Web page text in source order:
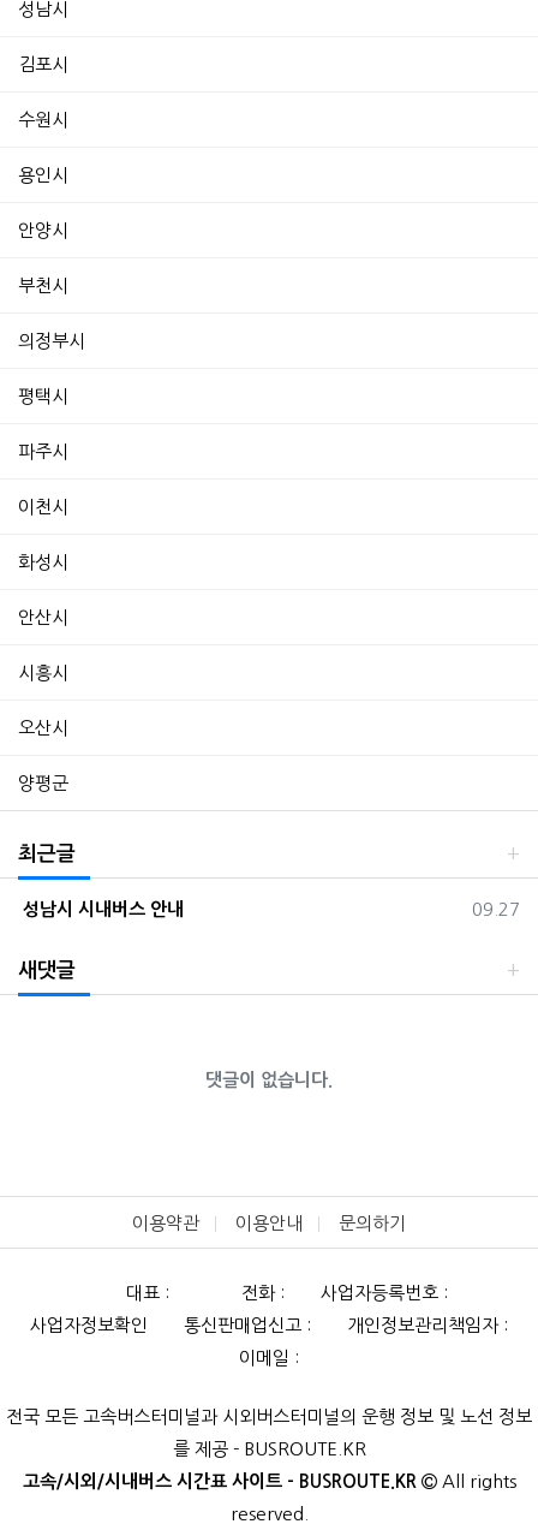
성남시
김포시
수원시
용인시
안양시
부천시
의정부시
평택시
파주시
이천시
화성시
안산시
시흥시
오산시
양평군
최근글
등록일
09.27
성남시 시내버스 안내
새댓글
댓글이 없습니다.
이용약관 이용안내 문의하기
대표 : 전화 :
사업자등록번호 :
사업자정보확인
통신판매업신고 :
개인정보관리책임자 :
이메일 :
전국 모든 고속버스터미널과 시외버스터미널의 운행 정보 및 노선 정보
를 제공 - BUSROUTE.KR
고속/시외/시내버스 시간표 사이트 - BUSROUTE.KR
All rights
reserved.